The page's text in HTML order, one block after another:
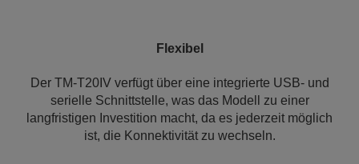
Flexibel
Der TM-T20IV verfügt über eine integrierte USB- und
serielle Schnittstelle, was das Modell zu einer
langfristigen Investition macht, da es jederzeit möglich
ist, die Konnektivität zu wechseln.